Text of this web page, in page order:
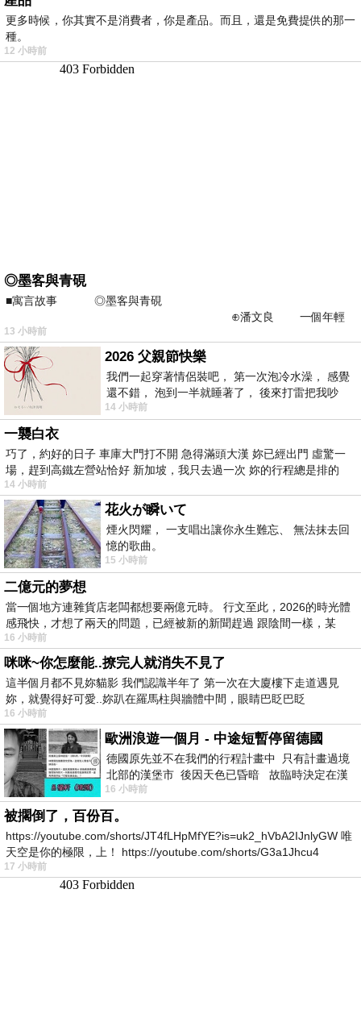
更多時候，你其實不是消費者，你是產品。而且，還是免費提供的那一
種。
12 小時前
◎墨客與青硯
■寓言故事 ◎墨客與青硯
⊕潘文良 一個年輕
的墨客，在京城的古玩肆裡
13 小時前
2026 父親節快樂
我們一起穿著情侶裝吧， 第一次泡冷水澡， 感覺
還不錯， 泡到一半就睡著了， 後來打雷把我吵
醒， 手
14 小時前
一襲白衣
巧了，約好的日子 車庫大門打不開 急得滿頭大漢 妳已經出門 虛驚一
場，趕到高鐵左營站恰好 新加坡，我只去過一次 妳的行程總是排的
14 小時前
花火が瞬いて
煙火閃耀， 一支唱出讓你永生難忘、 無法抹去回
憶的歌曲。
15 小時前
二億元的夢想
當一個地方連雜貨店老闆都想要兩億元時。 行文至此，2026的時光體
感飛快，才想了兩天的問題，已經被新的新聞趕過 跟陰間一樣，某
16 小時前
咪咪~你怎麼能..撩完人就消失不見了
這半個月都不見妳貓影 我們認識半年了 第一次在大廈樓下走道遇見
妳，就覺得好可愛..妳趴在羅馬柱與牆體中間，眼睛巴眨巴眨
16 小時前
歐洲浪遊一個月 - 中途短暫停留德國
德國原先並不在我們的行程計畫中 只有計畫過境
北部的漢堡市 後因天色已昏暗 故臨時決定在漢
堡市吃晚餐和過夜
16 小時前
被擱倒了，百份百。
https://youtube.com/shorts/JT4fLHpMfYE?is=uk2_hVbA2IJnlyGW 唯
天空是你的極限，上！ https://youtube.com/shorts/G3a1Jhcu4
17 小時前